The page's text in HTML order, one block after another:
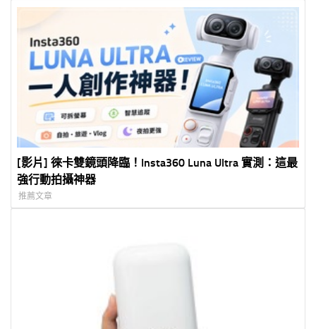
[影片] 徠卡雙鏡頭降臨！Insta360 Luna Ultra 實測：這最
強行動拍攝神器
推薦文章